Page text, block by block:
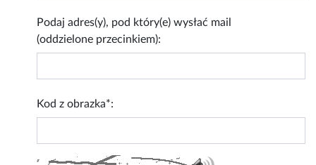
Podaj adres(y), pod który(e) wysłać mail
(oddzielone przecinkiem):
Kod z obrazka*: